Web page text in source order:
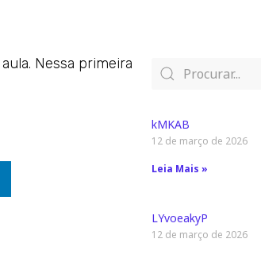
Nessa primeira
kMKAB
12 de março de 2026
Leia Mais »
LYvoeakyP
12 de março de 2026